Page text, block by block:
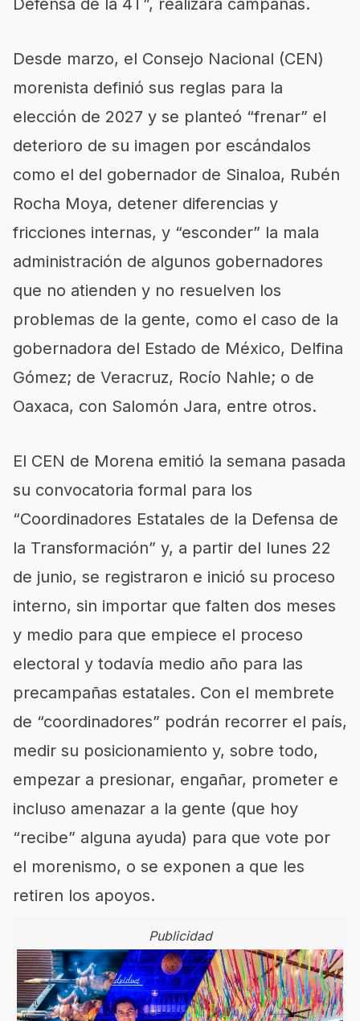
Defensa de la 4T”, realizará campañas.
Desde marzo, el Consejo Nacional (CEN)
morenista definió sus reglas para la
elección de 2027 y se planteó “frenar” el
deterioro de su imagen por escándalos
como el del gobernador de Sinaloa, Rubén
Rocha Moya, detener diferencias y
fricciones internas, y “esconder” la mala
administración de algunos gobernadores
que no atienden y no resuelven los
problemas de la gente, como el caso de la
gobernadora del Estado de México, Delfina
Gómez; de Veracruz, Rocío Nahle; o de
Oaxaca, con Salomón Jara, entre otros.
El CEN de Morena emitió la semana pasada
su convocatoria formal para los
“Coordinadores Estatales de la Defensa de
la Transformación” y, a partir del lunes 22
de junio, se registraron e inició su proceso
interno, sin importar que falten dos meses
y medio para que empiece el proceso
electoral y todavía medio año para las
precampañas estatales. Con el membrete
de “coordinadores” podrán recorrer el país,
medir su posicionamiento y, sobre todo,
empezar a presionar, engañar, prometer e
incluso amenazar a la gente (que hoy
“recibe” alguna ayuda) para que vote por
el morenismo, o se exponen a que les
retiren los apoyos.
Publicidad